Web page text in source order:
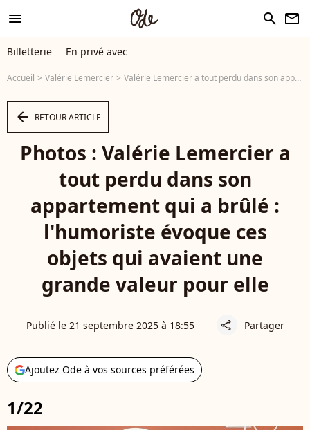
menu search newsletter
Billetterie En privé avec
Accueil Valérie Lemercier Valérie Lemercier a tout perdu dans son appartement qui a brûlé : l'humoriste évoque ces objets qui avaient une grande valeur pour elle
arrow_left RETOUR ARTICLE
Photos : Valérie Lemercier a
tout perdu dans son
appartement qui a brûlé :
l'humoriste évoque ces
objets qui avaient une
grande valeur pour elle
Publié le 21 septembre 2025 à 18:55 share Partager
Ajoutez Ode à vos sources préférées
1/22